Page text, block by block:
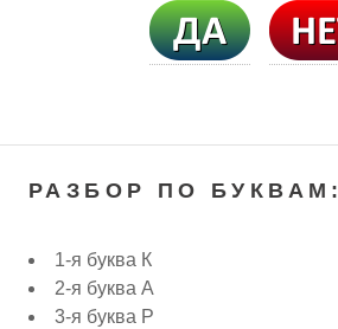
РАЗБОР ПО БУКВАМ:
1-я буква К
2-я буква А
3-я буква Р